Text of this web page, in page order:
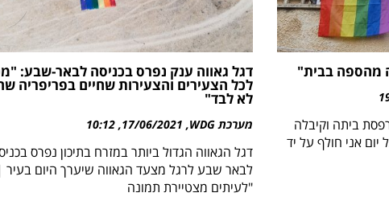
מהספה בבית"
ביתה וקיבלה
אני חולף על יד
דגל גאווה ענק נפרס בכניסה לבאר-שבע:
לכל הצעירים והצעירות שחיים בפריפריה
לא לבד"
מערכת WDG 17/06/2021
10:12
דגל הגאווה הגדול ביותר במזרח בתיכון נפרס
לבאר שבע לרגל מצעד הגאווה שיערך היום בעיר
"לעיתים מצטיירת תמונה